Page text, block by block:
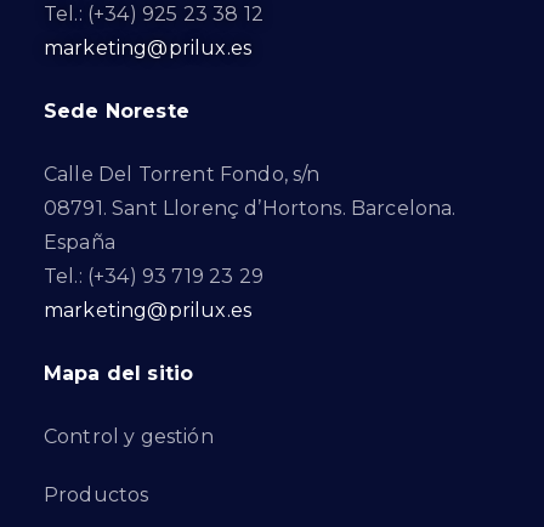
Tel.: (+34) 925 23 38 12
marketing@prilux.es
Sede Noreste
Calle Del Torrent Fondo, s/n
08791. Sant Llorenç d’Hortons. Barcelona.
España
Tel.: (+34) 93 719 23 29
marketing@prilux.es
Mapa del sitio
Control y gestión
Productos